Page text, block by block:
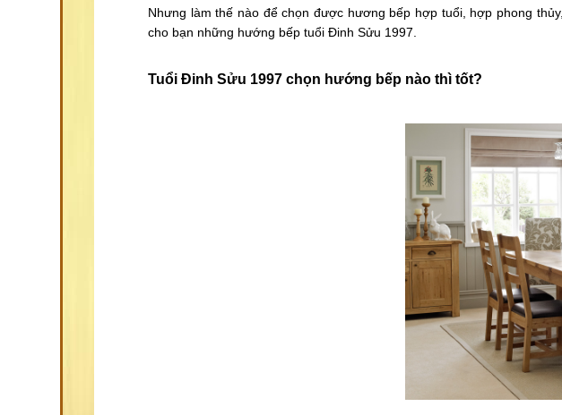
Nhưng làm thế nào để chọn được hương bếp hợp tuổi, hợp phong
cho bạn những hướng bếp tuổi Đinh Sửu 1997.
Tuổi Đinh Sửu 1997 chọn hướng bếp nào thì tốt?